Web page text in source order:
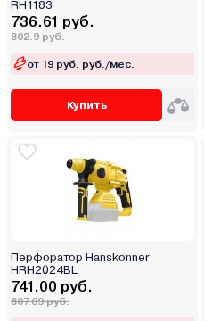
RH1183
736.61 руб.
802.9 руб.
от 19 руб. руб./мес.
Купить
Перфоратор Hanskonner
HRH2024BL
741.00 руб.
807.69 руб.